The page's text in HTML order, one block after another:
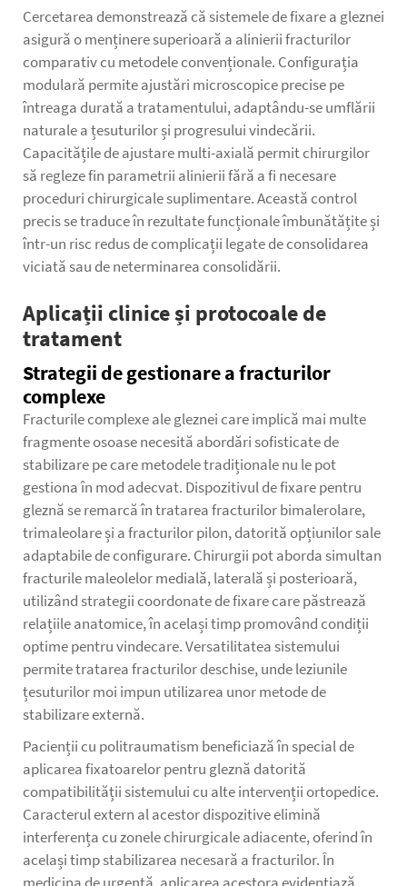
Cercetarea demonstrează că sistemele de fixare a gleznei
asigură o menținere superioară a alinierii fracturilor
comparativ cu metodele convenționale. Configurația
modulară permite ajustări microscopice precise pe
întreaga durată a tratamentului, adaptându-se umflării
naturale a țesuturilor și progresului vindecării.
Capacitățile de ajustare multi-axială permit chirurgilor
să regleze fin parametrii alinierii fără a fi necesare
proceduri chirurgicale suplimentare. Această control
precis se traduce în rezultate funcționale îmbunătățite și
într-un risc redus de complicații legate de consolidarea
viciată sau de neterminarea consolidării.
Aplicații clinice și protocoale de
tratament
Strategii de gestionare a fracturilor
complexe
Fracturile complexe ale gleznei care implică mai multe
fragmente osoase necesită abordări sofisticate de
stabilizare pe care metodele tradiționale nu le pot
gestiona în mod adecvat. Dispozitivul de fixare pentru
gleznă se remarcă în tratarea fracturilor bimalerolare,
trimaleolare și a fracturilor pilon, datorită opțiunilor sale
adaptabile de configurare. Chirurgii pot aborda simultan
fracturile maleolelor medială, laterală și posterioară,
utilizând strategii coordonate de fixare care păstrează
relațiile anatomice, în același timp promovând condiții
optime pentru vindecare. Versatilitatea sistemului
permite tratarea fracturilor deschise, unde leziunile
țesuturilor moi impun utilizarea unor metode de
stabilizare externă.
Pacienții cu politraumatism beneficiază în special de
aplicarea fixatoarelor pentru gleznă datorită
compatibilității sistemului cu alte intervenții ortopedice.
Caracterul extern al acestor dispozitive elimină
interferența cu zonele chirurgicale adiacente, oferind în
același timp stabilizarea necesară a fracturilor. În